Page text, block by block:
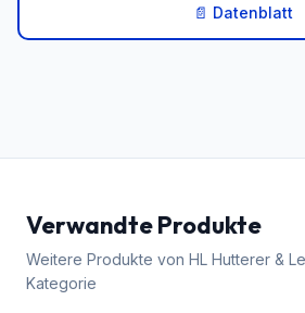
📄 Datenblatt
Verwandte Produkte
Weitere Produkte von HL Hutterer &
Kategorie